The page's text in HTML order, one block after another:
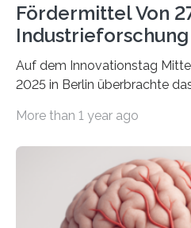
Fördermittel Von
Auf dem Innovationstag
2025 in Berlin überbrachte
Überplanmäßige
Woche vom
anderem zur Unterstützung
Gemeinschaftsforschung
More than 1 year ago